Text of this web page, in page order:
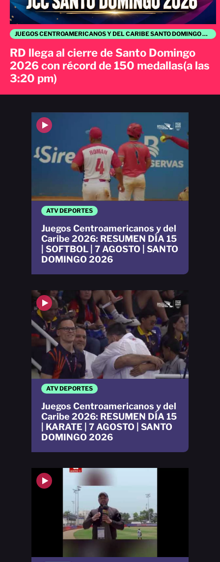
JUEGOS CENTROAMERICANOS Y DEL CARIBE SANTO DOMINGO 2026
RD llega al cierre de Santo Domingo
2026 con récord de 150 medallas(a las
3:20 pm)
ATV DEPORTES
Juegos Centroamericanos y del
Caribe 2026: RESUMEN DÍA 15
| KARATE | 7 AGOSTO | SANTO
DOMINGO 2026
ATV DEPORTES
Juegos Centroamericanos y del
Caribe 2026: RESUMEN DÍA 15
| SOFTBOL | 7 AGOSTO | SANTO
DOMINGO 2026